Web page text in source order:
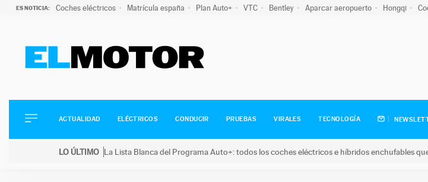
ES NOTICIA: Coches eléctricos Matrícula españa Plan Auto+ VTC Bentley Aparcar aeropuerto Hongqi
ELÉCTRICOS
CONDUCIR
ACTUALIDAD ELÉCTRICOS CONDUCIR PRUEBAS VIRALES TECNOLOGÍA
LO ÚLTIMO La Lista Blanca del Programa Auto+: todos los coches eléctricos e híbridos enchufables